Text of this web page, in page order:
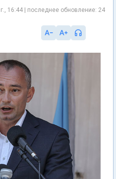
16:44 | последнее обновление: 24